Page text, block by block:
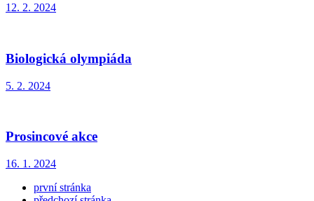
12. 2. 2024
Biologická olympiáda
5. 2. 2024
Prosincové akce
16. 1. 2024
první stránka